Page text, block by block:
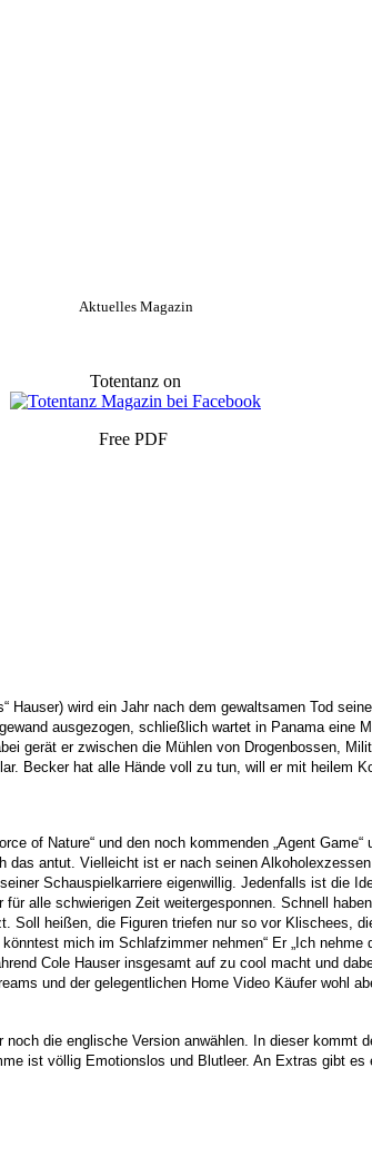
Aktuelles Magazin
Totentanz on
Free PDF
Hauser) wird ein Jahr nach dem gewaltsamen Tod
ausgezogen, schließlich wartet in Panama eine
gerät er zwischen die Mühlen von Drogenbossen,
Becker hat alle Hände voll zu tun, will er mit heilem
of Nature“ und den noch kommenden „Agent
das antut. Vielleicht ist er nach seinen
Schauspielkarriere eigenwillig. Jedenfalls ist die
für alle schwierigen Zeit weitergesponnen. Schnell
Soll heißen, die Figuren triefen nur so vor Klischees,
mich im Schlafzimmer nehmen“ Er „Ich nehme
Cole Hauser insgesamt auf zu cool macht und
und der gelegentlichen Home Video Käufer wohl
noch die englische Version anwählen. In dieser kommt
ist völlig Emotionslos und Blutleer. An Extras gibt es